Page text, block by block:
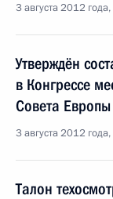
3 августа 2012
Утверждён
в Конгрессе
Совета Европы
3 августа 2012
Талон